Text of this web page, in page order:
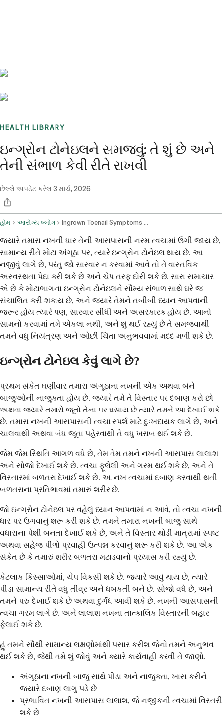
HEALTH LIBRARY
ઇન્ગ્રોન ટોનેઇલને સમજવું: તે શું છે અને
તેની સંભાળ કેવી રીતે રાખવી
છેલ્લે અપડેટ કરેલ 3 માર્ચ, 2026
હોમ આરોગ્ય બ્લોગ Ingrown Toenail Symptoms Home Remedies And Treatment
જ્યારે તમારા નખની ધાર તેની આસપાસની નરમ ત્વચામાં ઉગી જાય છે,
સામાન્ય રીતે મોટા અંગૂઠા પર, ત્યારે ઇન્ગ્રોન ટોનેઇલ થાય છે. આ
નજીવું લાગે છે, પરંતુ જો સારવાર ન કરવામાં આવે તો તે વાસ્તવિક
અસ્વસ્થતા પેદા કરી શકે છે અને ચેપ તરફ દોરી શકે છે. સારા સમાચાર
એ છે કે મોટાભાગના ઇન્ગ્રોન ટોનેઇલને સૌમ્ય સંભાળ સાથે ઘરે જ
સંચાલિત કરી શકાય છે, અને જ્યારે તેમને તબીબી ધ્યાન આપવાની
જરૂર હોય ત્યારે પણ, સારવાર સીધી અને અસરકારક હોય છે. આનો
સામનો કરવામાં તમે એકલા નથી, અને શું થઈ રહ્યું છે તે સમજવાથી
તમને વધુ નિયંત્રણ અને ઓછી ચિંતા અનુભવવામાં મદદ મળી શકે છે.
ઇન્ગ્રોન ટોનેઇલ કેવું લાગે છે?
પ્રથમ સંકેત ઘણીવાર તમારા અંગૂઠાના નખની એક અથવા બંને
બાજુઓની નાજુકતા હોય છે. જ્યારે તમે તે વિસ્તાર પર દબાણ કરો છો
અથવા જ્યારે તમારો જૂતો તેના પર ઘસાય છે ત્યારે તમને આ દેખાઈ શકે
છે. તમારા નખની આસપાસની ત્વચા સ્પર્શ માટે દુઃખદાયક લાગે છે, અને
ચાલવાથી અથવા બંધ જૂતા પહેરવાથી તે વધુ ખરાબ થઈ શકે છે.
જેમ જેમ સ્થિતિ આગળ વધે છે, તેમ તેમ તમને નખની આસપાસ લાલાશ
અને સોજો દેખાઈ શકે છે. ત્વચા ફૂલેલી અને ગરમ થઈ શકે છે, અને તે
વિસ્તારમાં બળતરા દેખાઈ શકે છે. આ નખ ત્વચામાં દબાણ કરવાથી થતી
બળતરાના પ્રતિભાવમાં તમારું શરીર છે.
જો ઇન્ગ્રોન ટોનેઇલ પર વહેલું ધ્યાન આપવામાં ન આવે, તો ત્વચા નખની
ધાર પર ઉગવાનું શરૂ કરી શકે છે. તમને તમારા નખની બાજુ સાથે
વધારાના પેશી બનતા દેખાઈ શકે છે, અને તે વિસ્તાર થોડી માત્રામાં સ્પષ્ટ
અથવા સહેજ પીળો પ્રવાહી ઉત્પન્ન કરવાનું શરૂ કરી શકે છે. આ એક
સંકેત છે કે તમારું શરીર બળતરા મટાડવાનો પ્રયાસ કરી રહ્યું છે.
કેટલાક કિસ્સાઓમાં, ચેપ વિકસી શકે છે. જ્યારે આવું થાય છે, ત્યારે
પીડા સામાન્ય રીતે વધુ તીવ્ર અને ધબકતી બને છે. સોજો વધે છે, અને
તમને પરુ દેખાઈ શકે છે અથવા દુર્ગંધ આવી શકે છે. નખની આસપાસની
ત્વચા ગરમ લાગે છે, અને લાલાશ નખના તાત્કાલિક વિસ્તારની બહાર
ફેલાઈ શકે છે.
હું તમને સૌથી સામાન્ય લક્ષણોમાંથી પસાર કરીશ જેનો તમને અનુભવ
થઈ શકે છે, જેથી તમે શું જોવું અને ક્યારે કાર્યવાહી કરવી તે જાણો.
અંગૂઠાના નખની બાજુ સાથે પીડા અને નાજુકતા, ખાસ કરીને
જ્યારે દબાણ લાગુ પડે છે
પ્રભાવિત નખની આસપાસ લાલાશ, જે નજીકની ત્વચામાં વિસ્તરી
શકે છે